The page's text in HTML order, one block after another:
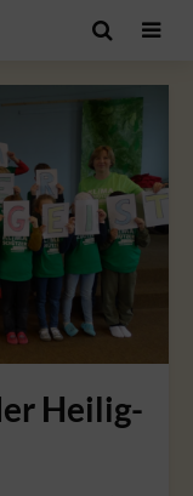
Heilig-